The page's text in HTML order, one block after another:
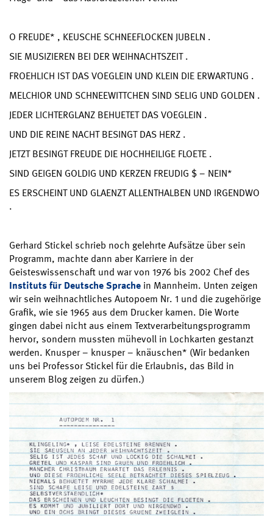
O FREUDE* , KEUSCHE SCHNEEFLOCKEN JUBELN .
SIE MUSIZIEREN BEI DER WEIHNACHTSZEIT .
FROEHLICH IST DAS VOEGLEIN UND KLEIN DIE ERWARTUNG .
MELCHIOR UND SCHNEEWITTCHEN SIND SELIG UND GOLDEN .
JEDER LICHTERGLANZ BEHUETET DAS VOEGLEIN .
UND DIE REINE NACHT BESINGT DAS HERZ .
JETZT BESINGT FREUDE DIE HOCHHEILIGE FLOETE .
SIND GEIGEN GOLDIG UND KERZEN FREUDIG $ – NEIN*
ES ERSCHEINT UND GLAENZT ALLENTHALBEN UND IRGENDWO
.
Gerhard Stickel schrieb noch gelehrte Aufsätze über sein
Programm, machte dann aber Karriere in der
Geisteswissenschaft und war von 1976 bis 2002 Chef des
Instituts für Deutsche Sprache in Mannheim. Unten zeigen
wir sein weihnachtliches Autopoem Nr. 1 und die zugehörige
Grafik, wie sie 1965 aus dem Drucker kamen. Die Worte
gingen dabei nicht aus einem Textverarbeitungsprogramm
hervor, sondern mussten mühevoll in Lochkarten gestanzt
werden. Knusper – knusper – knäuschen* (Wir bedanken
uns bei Professor Stickel für die Erlaubnis, das Bild in
unserem Blog zeigen zu dürfen.)